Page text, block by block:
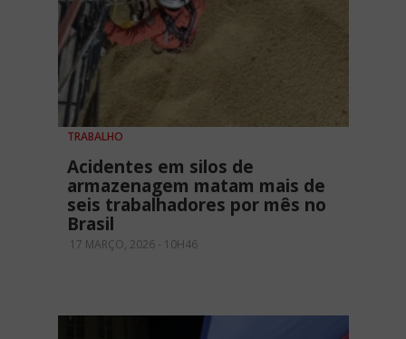
TRABALHO
Acidentes em silos de
armazenagem matam mais de
seis trabalhadores por mês no
Brasil
17 MARÇO, 2026 - 10H46